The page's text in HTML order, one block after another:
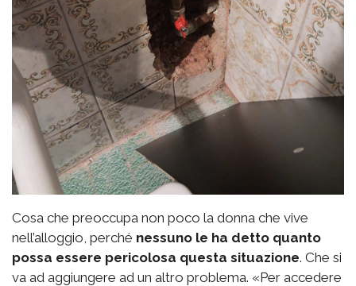
Cosa che preoccupa non poco la donna che vive
nell’alloggio, perché nessuno le ha detto quanto
possa essere pericolosa questa situazione. Che si
va ad aggiungere ad un altro problema. «Per accedere